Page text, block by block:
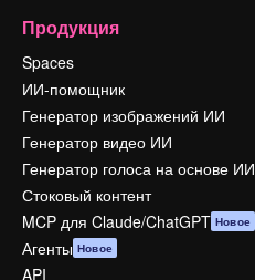
Продукция
Spaces
ИИ-помощник
Генератор изображений ИИ
Генератор видео ИИ
Генератор голоса на основе ИИ
Стоковый контент
MCP для Claude/ChatGPT Новое
Агенты Новое
API